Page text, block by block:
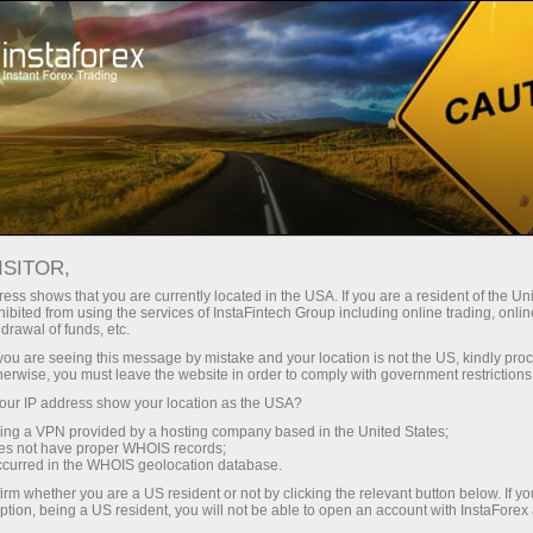
Con InstaForex obtiene acceso a
competitivas: apalancamiento de
hasta 1:5000, unos de los mejores
spreads y comisiones del
mercado, así como condiciones
atractivas para operar con
acciones e índices.
Spreads mínimos
Bono del 30%
en cada depósito
Velocidad
en el trading y en la pista
shows that you are currently located in the USA. If you are a resident of the
from using the services of InstaFintech Group including online trading,
of funds, etc.
are seeing this message by mistake and your location is not the US, kindly
you must leave the website in order to comply with government
IP address show your location as the USA?
a VPN provided by a hosting company based in the United States;
not have proper WHOIS records;
in the WHOIS geolocation database.
whether you are a US resident or not by clicking the relevant button below. If
being a US resident, you will not be able to open an account with InstaForex